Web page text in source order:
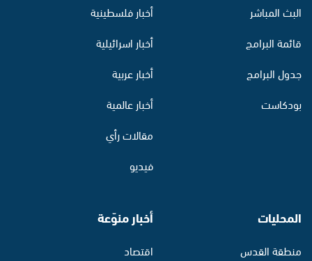
البث المباشر
قائمة البرامج
جدول البرامج
بودكاست
أخبار فلسطينية
أخبار اسرائيلية
أخبار عربية
أخبار عالمية
مقالات رأي
فيديو
المحليات
منطقة القدس
أخبار منوّعة
اقتصاد